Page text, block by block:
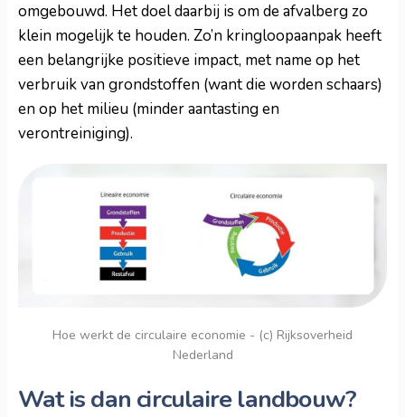
omgebouwd. Het doel daarbij is om de afvalberg zo
klein mogelijk te houden. Zo’n kringloopaanpak heeft
een belangrijke positieve impact, met name op het
verbruik van grondstoffen (want die worden schaars)
en op het milieu (minder aantasting en
verontreiniging).
Hoe werkt de circulaire economie - (c) Rijksoverheid
Nederland
Wat is dan circulaire landbouw?